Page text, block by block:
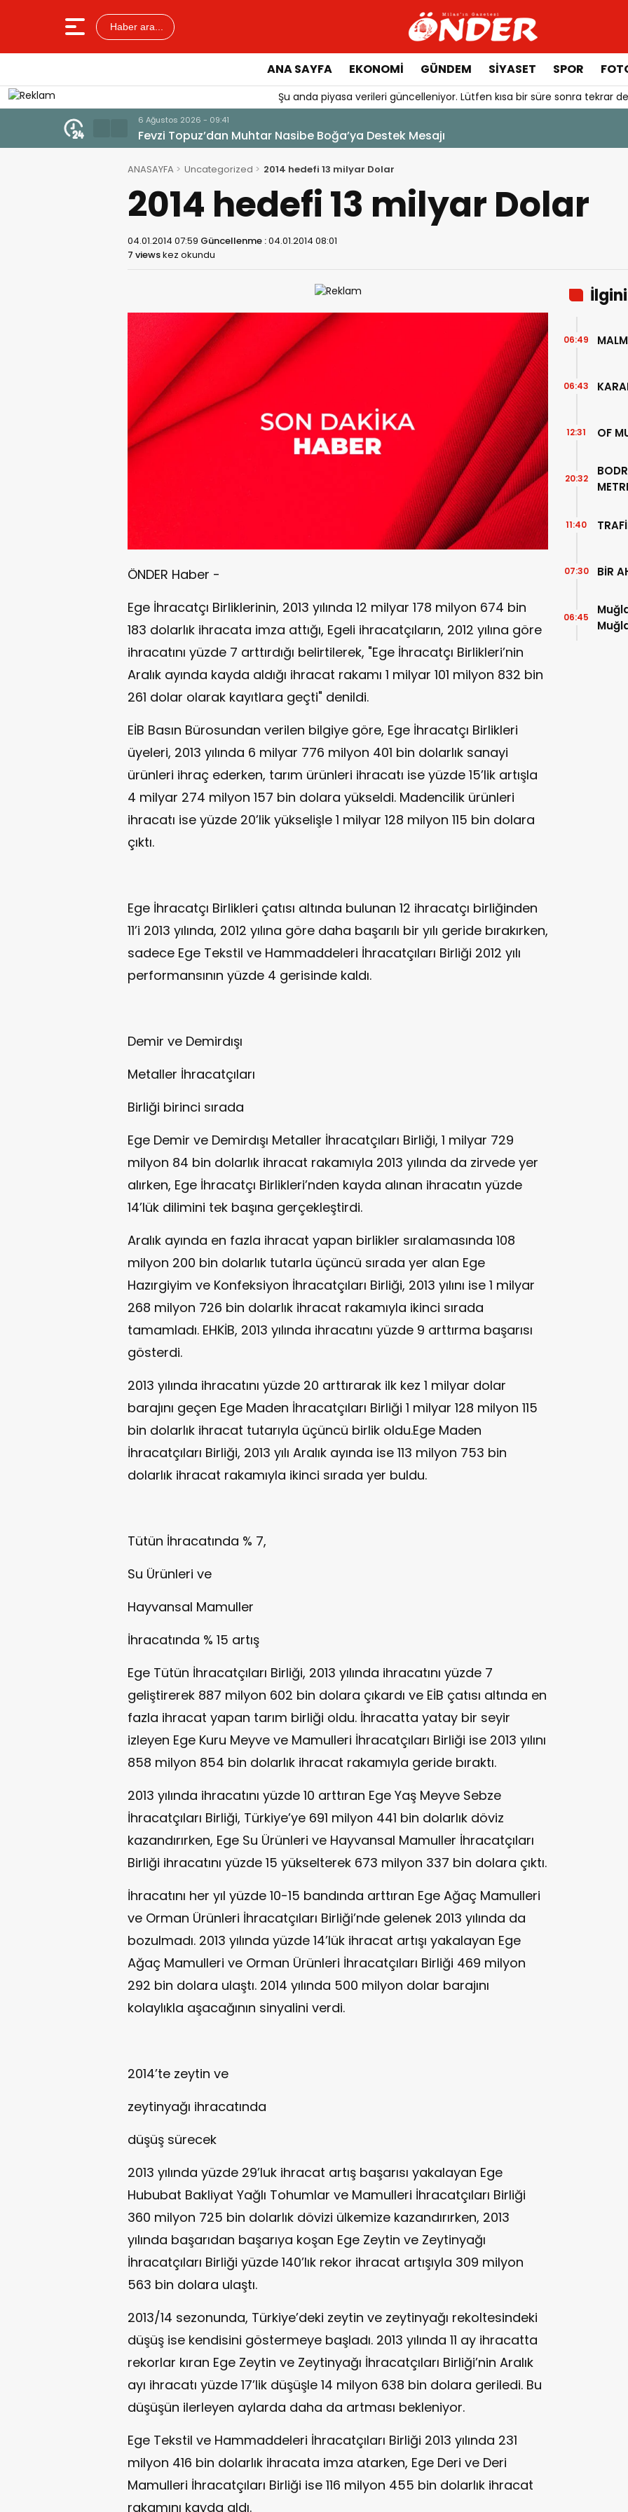
Haber ara...
ANA SAYFA EKONOMİ GÜNDEM SİYASET SPOR
Şu anda piyasa verileri güncelleniyor. Lütfen kısa bir süre sonra tekrar
6 Ağustos 2026 - 07:37
Milas’ta Park ve Yeşil Alanlarda Bakım Çalışması
ANASAYFA Uncategorized 2014 hedefi 13 milyar Dolar
2014 hedefi 13 milyar Dolar
04.01.2014 07:59 Güncellenme :04.01.2014 08:01
7 viewskez okundu
ÖNDER Haber -
Ege İhracatçı Birliklerinin, 2013 yılında 12 milyar 178 milyon 674 bin
183 dolarlık ihracata imza attığı, Egeli ihracatçıların, 2012 yılına göre
ihracatını yüzde 7 arttırdığı belirtilerek, "Ege İhracatçı Birlikleri’nin
Aralık ayında kayda aldığı ihracat rakamı 1 milyar 101 milyon 832 bin
261 dolar olarak kayıtlara geçti" denildi.
EİB Basın Bürosundan verilen bilgiye göre, Ege İhracatçı Birlikleri
üyeleri, 2013 yılında 6 milyar 776 milyon 401 bin dolarlık sanayi
ürünleri ihraç ederken, tarım ürünleri ihracatı ise yüzde 15’lik artışla
4 milyar 274 milyon 157 bin dolara yükseldi. Madencilik ürünleri
ihracatı ise yüzde 20’lik yükselişle 1 milyar 128 milyon 115 bin dolara
çıktı.
Ege İhracatçı Birlikleri çatısı altında bulunan 12 ihracatçı birliğinden
11’i 2013 yılında, 2012 yılına göre daha başarılı bir yılı geride bırakırken,
sadece Ege Tekstil ve Hammaddeleri İhracatçıları Birliği 2012 yılı
performansının yüzde 4 gerisinde kaldı.
Demir ve Demirdışı
Metaller İhracatçıları
Birliği birinci sırada
Ege Demir ve Demirdışı Metaller İhracatçıları Birliği, 1 milyar 729
milyon 84 bin dolarlık ihracat rakamıyla 2013 yılında da zirvede yer
alırken, Ege İhracatçı Birlikleri’nden kayda alınan ihracatın yüzde
14’lük dilimini tek başına gerçekleştirdi.
Aralık ayında en fazla ihracat yapan birlikler sıralamasında 108
milyon 200 bin dolarlık tutarla üçüncü sırada yer alan Ege
Hazırgiyim ve Konfeksiyon İhracatçıları Birliği, 2013 yılını ise 1 milyar
268 milyon 726 bin dolarlık ihracat rakamıyla ikinci sırada
tamamladı. EHKİB, 2013 yılında ihracatını yüzde 9 arttırma başarısı
gösterdi.
2013 yılında ihracatını yüzde 20 arttırarak ilk kez 1 milyar dolar
barajını geçen Ege Maden İhracatçıları Birliği 1 milyar 128 milyon 115
bin dolarlık ihracat tutarıyla üçüncü birlik oldu.Ege Maden
İhracatçıları Birliği, 2013 yılı Aralık ayında ise 113 milyon 753 bin
dolarlık ihracat rakamıyla ikinci sırada yer buldu.
Tütün İhracatında % 7,
Su Ürünleri ve
Hayvansal Mamuller
İhracatında % 15 artış
Ege Tütün İhracatçıları Birliği, 2013 yılında ihracatını yüzde 7
geliştirerek 887 milyon 602 bin dolara çıkardı ve EİB çatısı altında en
fazla ihracat yapan tarım birliği oldu. İhracatta yatay bir seyir
izleyen Ege Kuru Meyve ve Mamulleri İhracatçıları Birliği ise 2013 yılını
858 milyon 854 bin dolarlık ihracat rakamıyla geride bıraktı.
2013 yılında ihracatını yüzde 10 arttıran Ege Yaş Meyve Sebze
İhracatçıları Birliği, Türkiye’ye 691 milyon 441 bin dolarlık döviz
kazandırırken, Ege Su Ürünleri ve Hayvansal Mamuller İhracatçıları
Birliği ihracatını yüzde 15 yükselterek 673 milyon 337 bin dolara çıktı.
İhracatını her yıl yüzde 10-15 bandında arttıran Ege Ağaç Mamulleri
ve Orman Ürünleri İhracatçıları Birliği’nde gelenek 2013 yılında da
bozulmadı. 2013 yılında yüzde 14’lük ihracat artışı yakalayan Ege
Ağaç Mamulleri ve Orman Ürünleri İhracatçıları Birliği 469 milyon
292 bin dolara ulaştı. 2014 yılında 500 milyon dolar barajını
kolaylıkla aşacağının sinyalini verdi.
2014’te zeytin ve
zeytinyağı ihracatında
düşüş sürecek
2013 yılında yüzde 29’luk ihracat artış başarısı yakalayan Ege
Hububat Bakliyat Yağlı Tohumlar ve Mamulleri İhracatçıları Birliği
360 milyon 725 bin dolarlık dövizi ülkemize kazandırırken, 2013
yılında başarıdan başarıya koşan Ege Zeytin ve Zeytinyağı
İhracatçıları Birliği yüzde 140’lık rekor ihracat artışıyla 309 milyon
563 bin dolara ulaştı.
2013/14 sezonunda, Türkiye’deki zeytin ve zeytinyağı rekoltesindeki
düşüş ise kendisini göstermeye başladı. 2013 yılında 11 ay ihracatta
rekorlar kıran Ege Zeytin ve Zeytinyağı İhracatçıları Birliği’nin Aralık
ayı ihracatı yüzde 17’lik düşüşle 14 milyon 638 bin dolara geriledi. Bu
düşüşün ilerleyen aylarda daha da artması bekleniyor.
Ege Tekstil ve Hammaddeleri İhracatçıları Birliği 2013 yılında 231
milyon 416 bin dolarlık ihracata imza atarken, Ege Deri ve Deri
Mamulleri İhracatçıları Birliği ise 116 milyon 455 bin dolarlık ihracat
rakamını kayda aldı.
06:49
06:43
OF
12:31
20:32
11:40
BİR
07:30
06:45